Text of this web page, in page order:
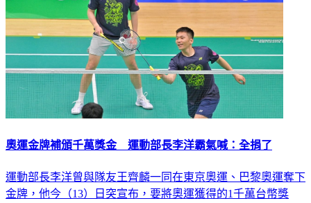
奧運金牌補頒千萬獎金 運動部長李洋霸氣喊：全捐了
運動部長李洋曾與隊友王齊麟一同在東京奧運、巴黎奧運奪下
金牌，他今（13）日突宣布，要將奧運獲得的1千萬台幣獎